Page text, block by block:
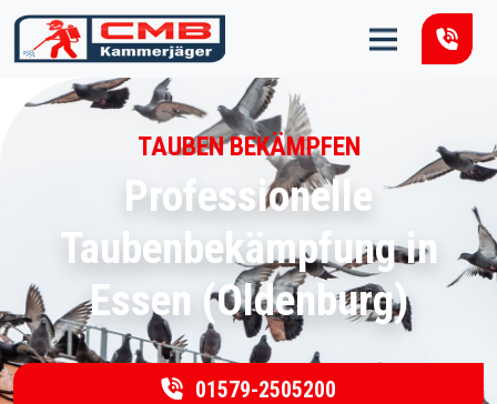
Zum Inhalt springen
TAUBEN BEKÄMPFEN
Professionelle
Taubenbekämpfung in
Essen (Oldenburg)
01579-2505200